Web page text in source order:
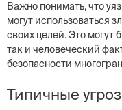
Важно понимать, что
могут использоваться
своих целей. Это могут
так и человеческий
безопасности
Типичные